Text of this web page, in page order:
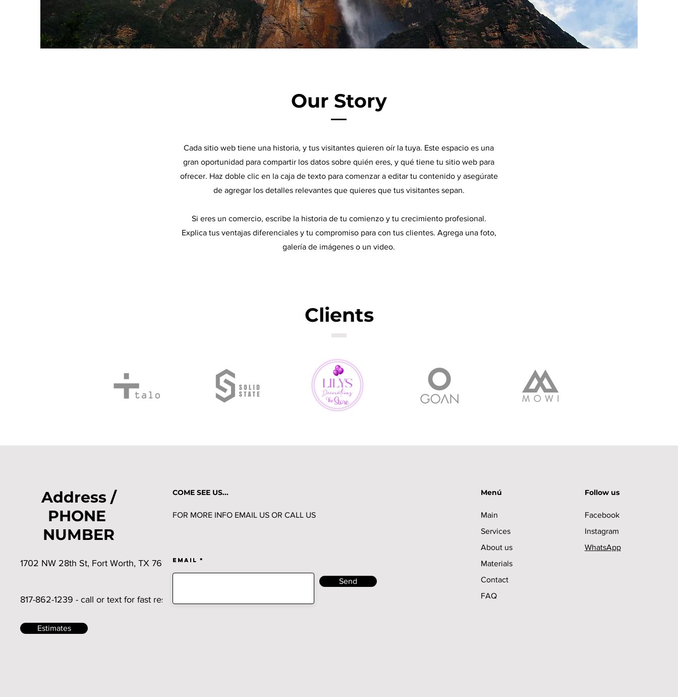
Our Story
Cada sitio web tiene una historia, y tus visitantes quieren oír la tuya. Este espacio es una
gran oportunidad para compartir los datos sobre quién eres, y qué tiene tu sitio web para
ofrecer. Haz doble clic en la caja de texto para comenzar a editar tu contenido y asegúrate
de agregar los detalles relevantes que quieres que tus visitantes sepan.
Si eres un comercio, escribe la historia de tu comienzo y tu crecimiento profesional.
Explica tus ventajas diferenciales y tu compromiso para con tus clientes. Agrega una foto,
galería de imágenes o un video.
Clients
Address /
PHONE
NUMBER
1702 NW 28th St, Fort Worth, TX 76164
817-862-1239 - call or text for fast response
Estimates
COME SEE US...
FOR MORE INFO EMAIL US OR CALL US
Email
Send
Menú
Main
Services
About us
Materials
Contact
FAQ
Follow us
Facebook
Instagram
WhatsApp